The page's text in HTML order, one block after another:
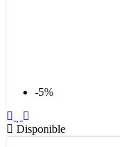
-5%
Disponible